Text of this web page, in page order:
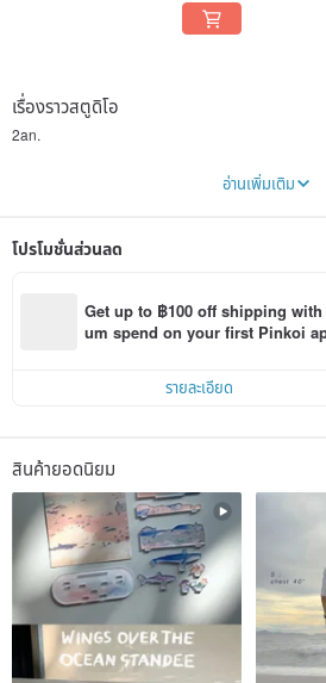
เรื่องราวสตูดิโอ
2an.
A girl who interest in colors of nature, sky and
Keep it as memory and tell the stories through
We hope you will like my doodle
and come back here again.
ความทรงจำ.
อ่านเพิ่มเติม
โปรโมชั่นส่วนลด
Get up to ฿100 off shipping
um spend on your first Pinkoi
รายละเอียด
สินค้ายอดนิยม